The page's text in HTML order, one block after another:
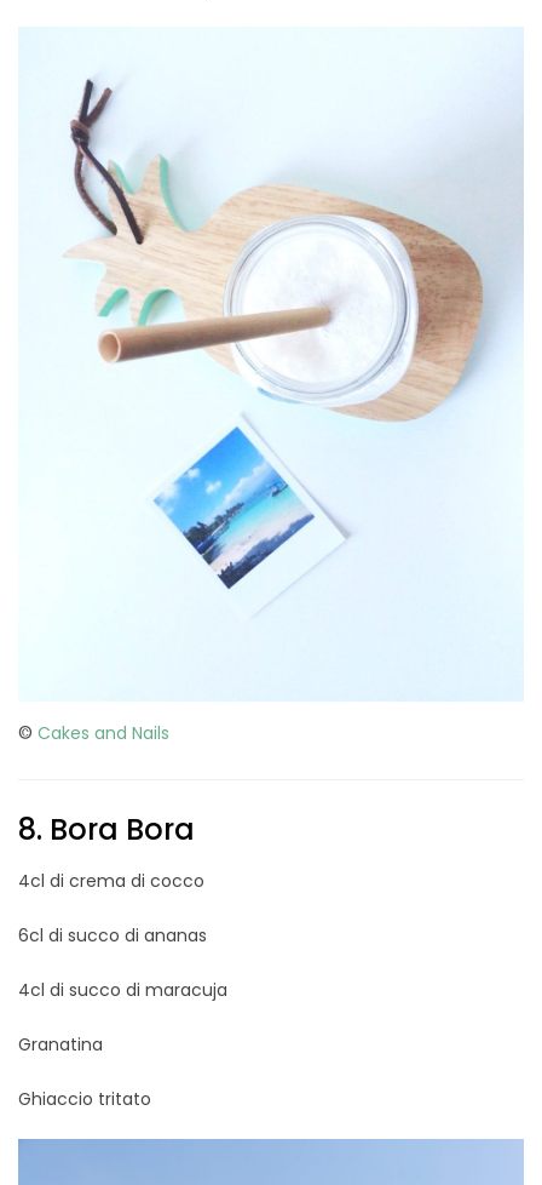
© Cakes and Nails
8. Bora Bora
4cl di crema di cocco
6cl di succo di ananas
4cl di succo di maracuja
Granatina
Ghiaccio tritato